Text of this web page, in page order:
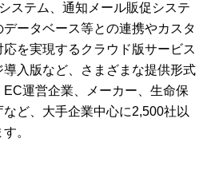
ステム、通知メール販促システ
ータベース等との連携やカスタ
を実現するクラウド版サービス
入版など、さまざまな提供形式
運営企業、メーカー、生命保
ど、大手企業中心に2,500社以
。